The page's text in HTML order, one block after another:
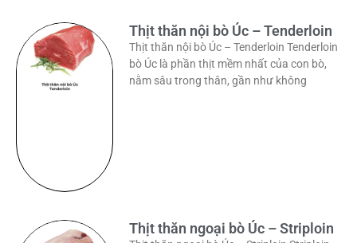
Thịt thăn nội bò Úc – Tenderloin
Thịt thăn nội bò Úc – Tenderloin Tenderloin
bò Úc là phần thịt mềm nhất của con bò,
nằm sâu trong thân, gần như không
Thịt thăn ngoại bò Úc – Striploin